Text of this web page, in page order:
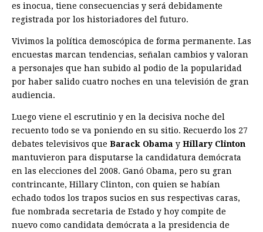
es inocua, tiene consecuencias y será debidamente
registrada por los historiadores del futuro.
Vivimos la política demoscópica de forma permanente. Las
encuestas marcan tendencias, señalan cambios y valoran
a personajes que han subido al podio de la popularidad
por haber salido cuatro noches en una televisión de gran
audiencia.
Luego viene el escrutinio y en la decisiva noche del
recuento todo se va poniendo en su sitio. Recuerdo los 27
debates televisivos que Barack Obama y Hillary Clinton
mantuvieron para disputarse la candidatura demócrata
en las elecciones del 2008. Ganó Obama, pero su gran
contrincante, Hillary Clinton, con quien se habían
echado todos los trapos sucios en sus respectivas caras,
fue nombrada secretaria de Estado y hoy compite de
nuevo como candidata demócrata a la presidencia de